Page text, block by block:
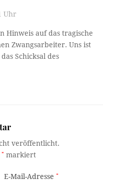
Uhr
Hinweis auf das tragische
Zwangsarbeiter. Uns ist
Schicksal des
veröffentlicht.
* markiert
E-Mail-Adresse*